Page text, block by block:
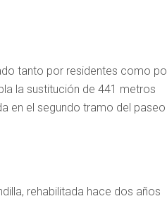
tanto por residentes como
la sustitución de 441 metros
en el segundo tramo del paseo
rehabilitada hace dos años